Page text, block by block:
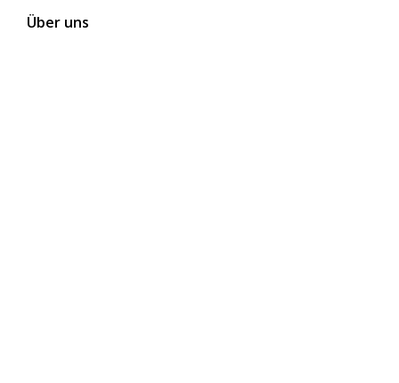
Über uns